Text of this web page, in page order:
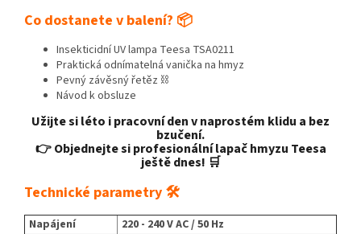
Co dostanete v balení? 📦
Insekticidní UV lampa Teesa TSA0211
Praktická odnímatelná vanička na hmyz
Pevný závěsný řetěz ⛓️
Návod k obsluze
Užijte si léto i pracovní den v naprostém klidu a bez
bzučení.
👉 Objednejte si profesionální lapač hmyzu Teesa
ještě dnes! 🛒
Technické parametry 🛠️
Napájení
220 - 240 V AC / 50 Hz